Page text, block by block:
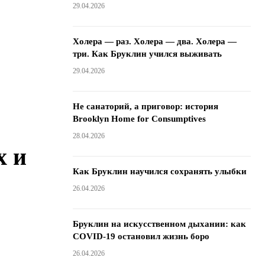
и
29.04.2026
Холера — раз. Холера — два. Холера —
три. Как Бруклин учился выживать
29.04.2026
Не санаторий, а приговор: история
Brooklyn Home for Consumptives
28.04.2026
Как Бруклин научился сохранять улыбки
26.04.2026
Бруклин на искусственном дыхании: как
COVID-19 остановил жизнь боро
26.04.2026